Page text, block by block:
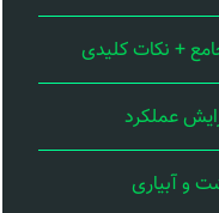
+ نکات کلیدی
عملکرد
و آبیاری